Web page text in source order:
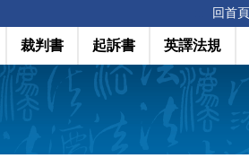
回首頁
裁判書 起訴書 英譯法規